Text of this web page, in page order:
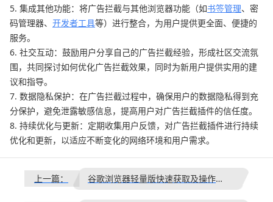
5. 集成其他功能：将广告拦截与其他浏览器功能（如书签管理、密
码管理器、 开发者工具等）进行整合，为用户提供更全面、便捷的
服务。
6. 社交互动：鼓励用户分享自己的广告拦截经验，形成社区交流氛
围，共同探讨如何优化广告拦截效果，同时为新用户提供实用的建
议和指导。
7. 数据隐私保护：在广告拦截过程中，确保用户的数据隐私得到充
分保护，避免泄露敏感信息，提高用户对广告拦截插件的信任度。
8. 持续优化与更新：定期收集用户反馈，对广告拦截插件进行持续
优化和更新，以适应不断变化的网络环境和用户需求。
上一篇： 谷歌浏览器轻量版快速获取及操作技巧